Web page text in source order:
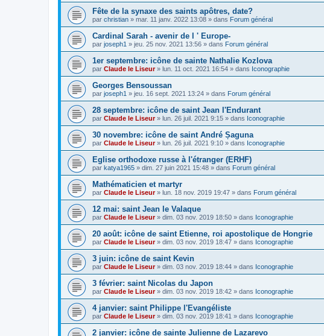
Fête de la synaxe des saints apôtres, date?
par christian » mar. 11 janv. 2022 13:08 » dans Forum général
Cardinal Sarah - avenir de l ' Europe-
par joseph1 » jeu. 25 nov. 2021 13:56 » dans Forum général
1er septembre: icône de sainte Nathalie Kozlova
par Claude le Liseur» lun. 11 oct. 2021 16:54 » dans Iconographie
Georges Bensoussan
par joseph1 » jeu. 16 sept. 2021 13:24 » dans Forum général
28 septembre: icône de saint Jean l'Endurant
par Claude le Liseur» lun. 26 juil. 2021 9:15 » dans Iconographie
30 novembre: icône de saint André Șaguna
par Claude le Liseur» lun. 26 juil. 2021 9:10 » dans Iconographie
Eglise orthodoxe russe à l'étranger (ERHF)
par katya1965 » dim. 27 juin 2021 15:48 » dans Forum général
Mathématicien et martyr
par Claude le Liseur» lun. 18 nov. 2019 19:47 » dans Forum général
12 mai: saint Jean le Valaque
par Claude le Liseur» dim. 03 nov. 2019 18:50 » dans Iconographie
20 août: icône de saint Etienne, roi apostolique de Hongrie
par Claude le Liseur» dim. 03 nov. 2019 18:47 » dans Iconographie
3 juin: icône de saint Kevin
par Claude le Liseur» dim. 03 nov. 2019 18:44 » dans Iconographie
3 février: saint Nicolas du Japon
par Claude le Liseur» dim. 03 nov. 2019 18:42 » dans Iconographie
4 janvier: saint Philippe l'Evangéliste
par Claude le Liseur» dim. 03 nov. 2019 18:41 » dans Iconographie
2 janvier: icône de sainte Julienne de Lazarevo